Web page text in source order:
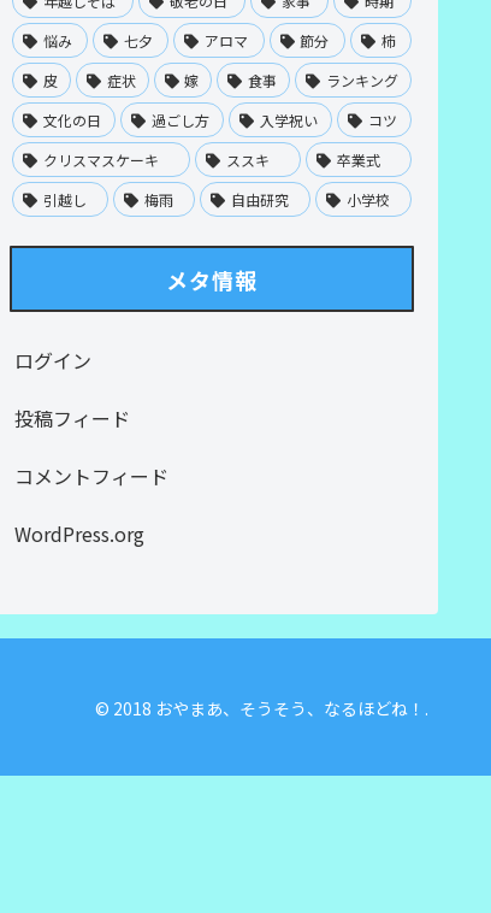
悩み
七夕 アロマ 節分
柿
皮
症状 嫁 食事
ランキング
文化の日
過ごし方 入学祝い
コツ
クリスマスケーキ
ススキ
卒業式
引越し
梅雨 自由研究 小学校
メタ情報
ログイン
投稿フィード
コメントフィード
WordPress.org
© 2018 おやまあ、そうそう、なるほどね！.